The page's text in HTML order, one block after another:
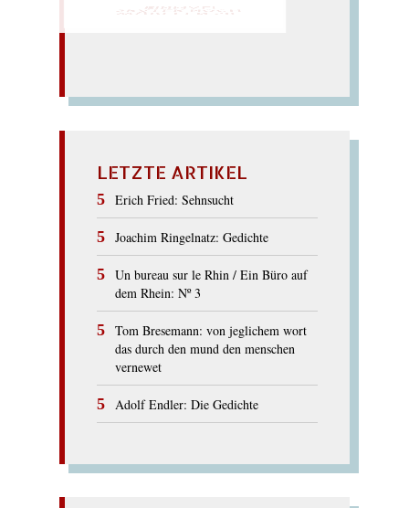
WÜRFELN SIE
SPÄTER NOCH
EINMAL!
LETZTE ARTIKEL
Erich Fried: Sehnsucht
Joachim Ringelnatz: Gedichte
Un bureau sur le Rhin / Ein Büro auf
dem Rhein: Nº 3
Tom Bresemann: von jeglichem wort
das durch den mund den menschen
vernewet
Adolf Endler: Die Gedichte